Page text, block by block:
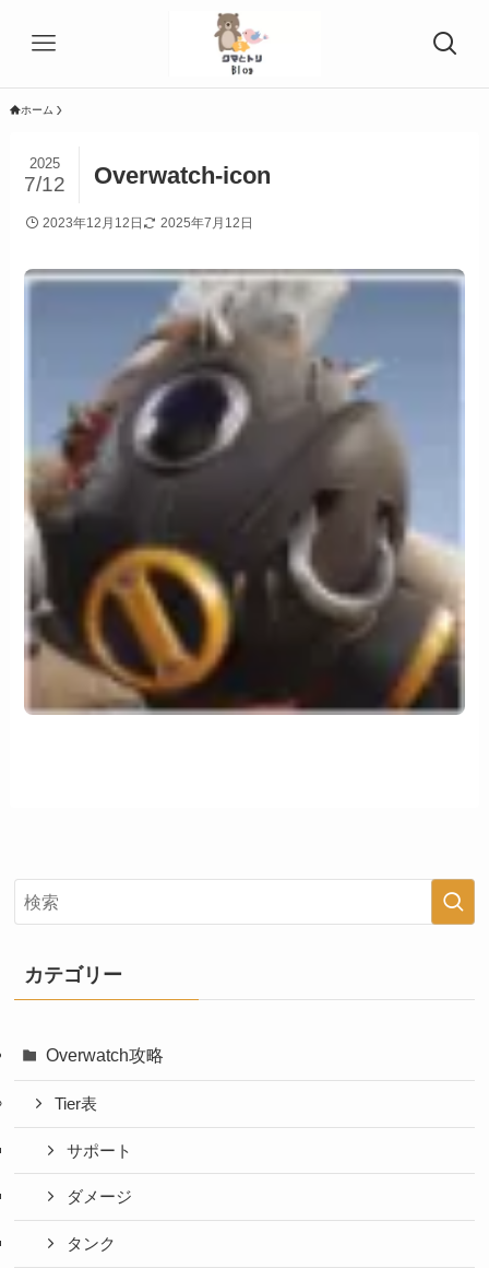
ホーム
Overwatch-icon
2025
7/12
2023年12月12日 2025年7月12日
カテゴリー
Overwatch攻略
Tier表
サポート
ダメージ
タンク